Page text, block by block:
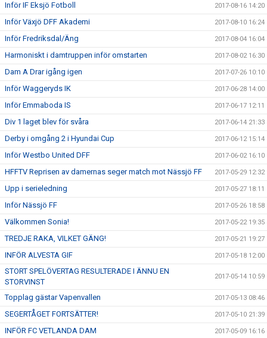
Inför IF Eksjö Fotboll 2017-08-16 14:20
Inför Växjö DFF Akademi 2017-08-10 16:24
Inför Fredriksdal/Äng 2017-08-04 16:04
Harmoniskt i damtruppen inför omstarten 2017-08-02 16:30
Dam A Drar igång igen 2017-07-26 10:10
Inför Waggeryds IK 2017-06-28 14:00
Inför Emmaboda IS 2017-06-17 12:11
Div 1 laget blev för svåra 2017-06-14 21:33
Derby i omgång 2 i Hyundai Cup 2017-06-12 15:14
Inför Westbo United DFF 2017-06-02 16:10
HFFTV Reprisen av damernas seger match mot Nässjö FF 2017-05-29 12:32
Upp i serieledning 2017-05-27 18:11
Inför Nässjö FF 2017-05-26 18:58
Välkommen Sonia! 2017-05-22 19:35
TREDJE RAKA, VILKET GÄNG! 2017-05-21 19:27
INFÖR ALVESTA GIF 2017-05-18 12:00
STORT SPELÖVERTAG RESULTERADE I ÄNNU EN
STORVINST
2017-05-14 10:59
Topplag gästar Vapenvallen 2017-05-13 08:46
SEGERTÅGET FORTSÄTTER! 2017-05-10 21:39
INFÖR FC VETLANDA DAM 2017-05-09 16:16